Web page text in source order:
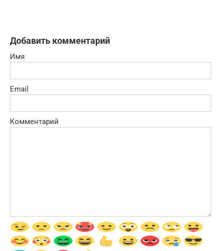
Добавить комментарий
Имя
Email
Комментарий